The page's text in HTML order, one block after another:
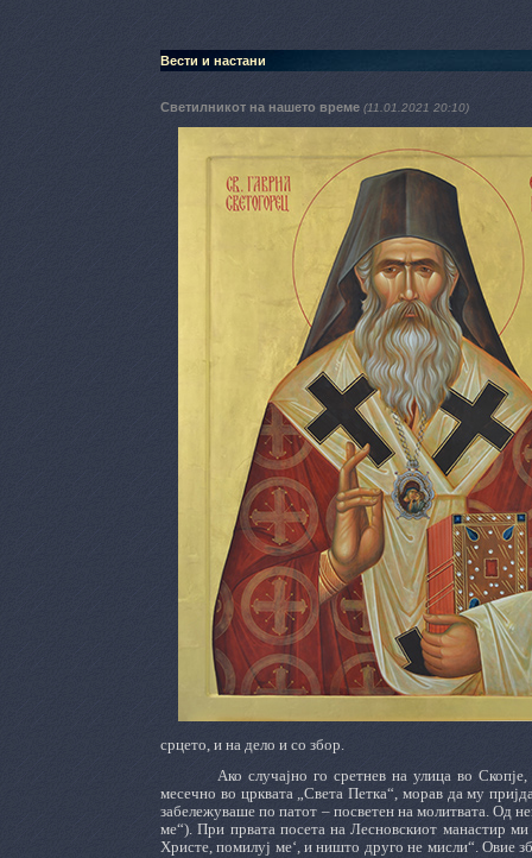
Вести и настани
Светилникот на нашето време (11.01.2021 20:10)
срцето, и на дело и со збор.
Ако случајно го сретнев на улица во
месечно во црквата „Света Петка“, морав да му
забележуваше по патот – посветен на молитвата. Од
ме“). При првата посета на Лесновскиот манастир
Христе, помилуј ме‘, и ништо друго не мисли“. Овие